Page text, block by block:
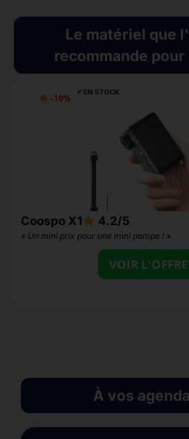
Le matériel que
recommande
-10%
✔︎ EN STOCK
Coospo X1 4.2/5
« Un mini prix pour une mini pompe ! »
VOIR
À vos